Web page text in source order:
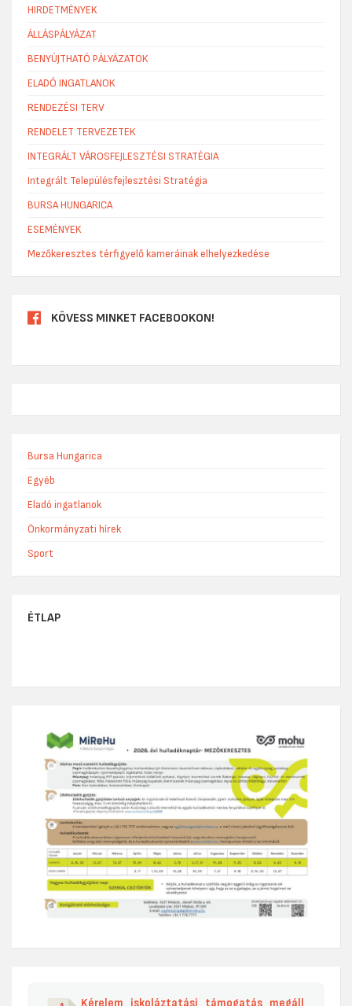
HIRDETMÉNYEK
ÁLLÁSPÁLYÁZAT
BENYÚJTHATÓ PÁLYÁZATOK
ELADÓ INGATLANOK
RENDEZÉSI TERV
RENDELET TERVEZETEK
INTEGRÁLT VÁROSFEJLESZTÉSI STRATÉGIA
Integrált Településfejlesztési Stratégia
BURSA HUNGARICA
ESEMÉNYEK
Mezőkeresztes térfigyelő kameráinak elhelyezkedése
KÖVESS MINKET FACEBOOKON!
Bursa Hungarica
Egyéb
Eladó ingatlanok
Önkormányzati hírek
Sport
ÉTLAP
Kérelem_iskoláztatási_támogatás_megáll